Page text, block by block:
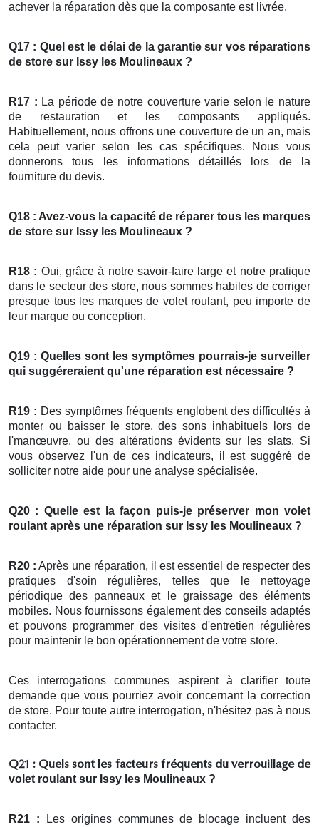
achever la réparation dès que la composante est livrée.
Q17 : Quel est le délai de la garantie sur vos réparations
de store sur Issy les Moulineaux ?
R17 : La période de notre couverture varie selon le nature
de restauration et les composants appliqués.
Habituellement, nous offrons une couverture de un an, mais
cela peut varier selon les cas spécifiques. Nous vous
donnerons tous les informations détaillés lors de la
fourniture du devis.
Q18 : Avez-vous la capacité de réparer tous les marques
de store sur Issy les Moulineaux ?
R18 : Oui, grâce à notre savoir-faire large et notre pratique
dans le secteur des store, nous sommes habiles de corriger
presque tous les marques de volet roulant, peu importe de
leur marque ou conception.
Q19 : Quelles sont les symptômes pourrais-je surveiller
qui suggéreraient qu'une réparation est nécessaire ?
R19 : Des symptômes fréquents englobent des difficultés à
monter ou baisser le store, des sons inhabituels lors de
l'manœuvre, ou des altérations évidents sur les slats. Si
vous observez l'un de ces indicateurs, il est suggéré de
solliciter notre aide pour une analyse spécialisée.
Q20 : Quelle est la façon puis-je préserver mon volet
roulant après une réparation sur Issy les Moulineaux ?
R20 : Après une réparation, il est essentiel de respecter des
pratiques d'soin régulières, telles que le nettoyage
périodique des panneaux et le graissage des éléments
mobiles. Nous fournissons également des conseils adaptés
et pouvons programmer des visites d'entretien régulières
pour maintenir le bon opérationnement de votre store.
Ces interrogations communes aspirent à clarifier toute
demande que vous pourriez avoir concernant la correction
de store. Pour toute autre interrogation, n'hésitez pas à nous
contacter.
Q21 : Quels sont les facteurs fréquents du verrouillage de
volet roulant sur Issy les Moulineaux ?
R21 : Les origines communes de blocage incluent des